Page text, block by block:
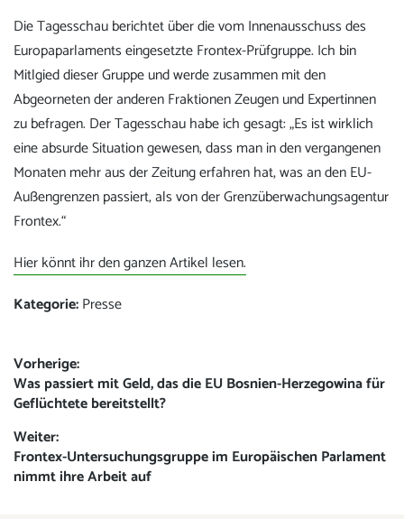
Die Tagesschau berichtet über die vom Innenausschuss des
Europaparlaments eingesetzte Frontex-Prüfgruppe. Ich bin
Mitlgied dieser Gruppe und werde zusammen mit den
Abgeorneten der anderen Fraktionen Zeugen und Expertinnen
zu befragen. Der Tagesschau habe ich gesagt: „Es ist wirklich
eine absurde Situation gewesen, dass man in den vergangenen
Monaten mehr aus der Zeitung erfahren hat, was an den EU-
Außengrenzen passiert, als von der Grenzüberwachungsagentur
Frontex.“
Hier könnt ihr den ganzen Artikel lesen.
Kategorie:Presse
Beitrags-
Navigation
Vorherige:
Vorheriger
Beitrag:
Was passiert mit Geld, das die EU Bosnien-Herzegowina für
Geflüchtete bereitstellt?
Weiter:
Nächster
Beitrag:
Frontex-Untersuchungsgruppe im Europäischen Parlament
nimmt ihre Arbeit auf